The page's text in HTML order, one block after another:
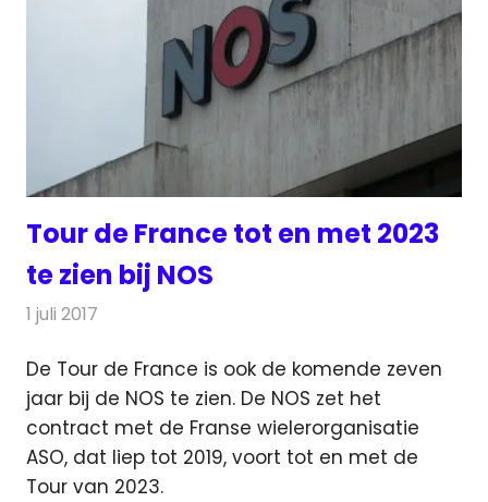
Tour de France tot en met 2023
te zien bij NOS
1 juli 2017
De Tour de France is ook de komende zeven
jaar bij de NOS te zien. De NOS zet het
contract met de Franse wielerorganisatie
ASO, dat liep tot 2019, voort tot en met de
Tour van 2023.